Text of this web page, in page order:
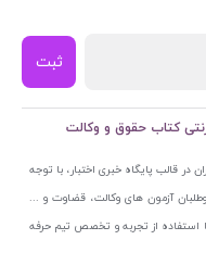
ثبت
کتاب حقوق و وکالت
قالب پایگاه خبری اختبار، با توجه
آزمون های وکالت، قضاوت و ...
با استفاده از تجربه و تخصص تیم حرفه
به این منظور با راه اندازی و تجهیز